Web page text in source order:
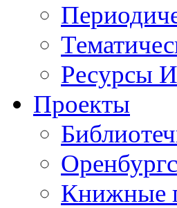
Ресурсы
Проекты
Книжные